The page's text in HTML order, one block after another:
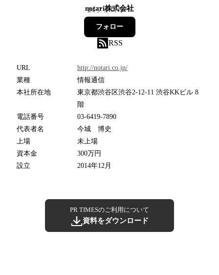
notari株式会社
24フォロワー
フォロー
RSS
URL
http://notari.co.jp/
業種
情報通信
本社所在地
東京都渋谷区渋谷2-12-11 渋谷KKビル 8
階
電話番号
03-6419-7890
代表者名
今城 博史
上場
未上場
資本金
300万円
設立
2014年12月
PR TIMESのご利用について
資料をダウンロード